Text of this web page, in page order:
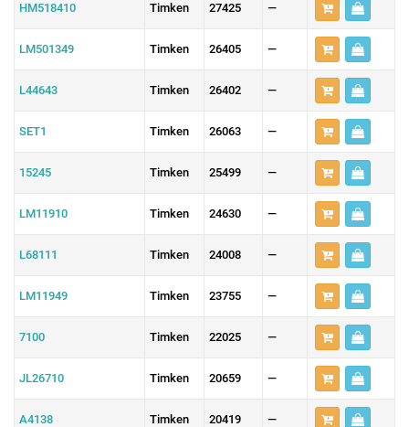
HM518410 Timken 27425 —
LM501349 Timken 26405 —
L44643 Timken 26402 —
SET1 Timken 26063 —
15245 Timken 25499 —
LM11910 Timken 24630 —
L68111 Timken 24008 —
LM11949 Timken 23755 —
7100 Timken 22025 —
JL26710 Timken 20659 —
A4138 Timken 20419 —